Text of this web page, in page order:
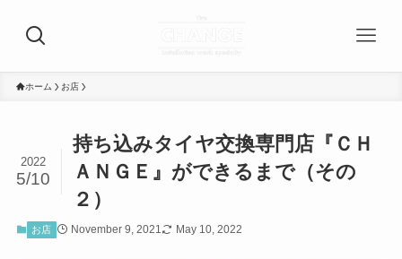
ホーム お店
持ち込みタイヤ交換専門店『ＣＨ
ＡＮＧＥ』ができるまで（その
２）
2022
5/10
お店 November 9, 2021 May 10, 2022